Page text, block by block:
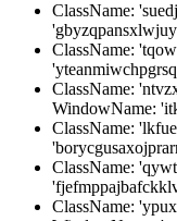
ClassName:
ClassName:
ClassName:
WindowName:
ClassName:
ClassName:
ClassName: